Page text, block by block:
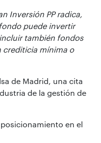
Inversión PP radica,
puede invertir
también fondos
crediticia mínima o
de Madrid, una cita
de la gestión de
en el